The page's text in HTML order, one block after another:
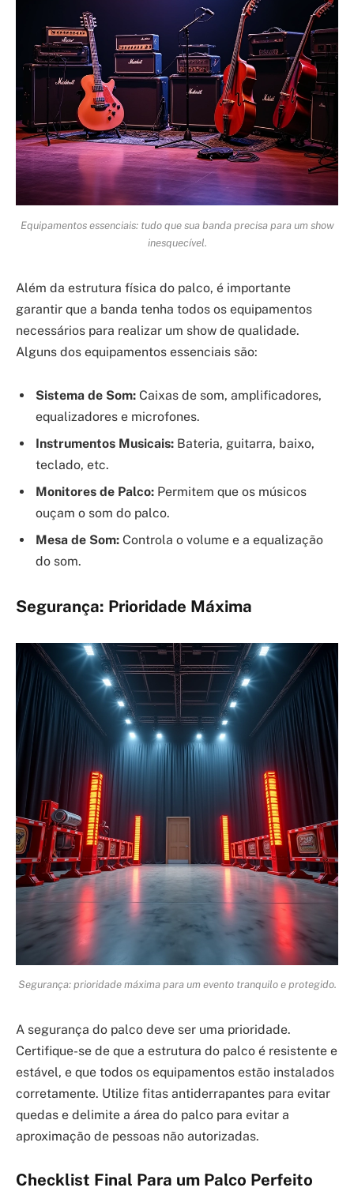
Equipamentos essenciais: tudo que sua banda precisa para um show
inesquecível.
Além da estrutura física do palco, é importante
garantir que a banda tenha todos os equipamentos
necessários para realizar um show de qualidade.
Alguns dos equipamentos essenciais são:
Sistema de Som: Caixas de som, amplificadores,
equalizadores e microfones.
Instrumentos Musicais: Bateria, guitarra, baixo,
teclado, etc.
Monitores de Palco: Permitem que os músicos
ouçam o som do palco.
Mesa de Som: Controla o volume e a equalização
do som.
Segurança: Prioridade Máxima
Segurança: prioridade máxima para um evento tranquilo e protegido.
A segurança do palco deve ser uma prioridade.
Certifique-se de que a estrutura do palco é resistente e
estável, e que todos os equipamentos estão instalados
corretamente. Utilize fitas antiderrapantes para evitar
quedas e delimite a área do palco para evitar a
aproximação de pessoas não autorizadas.
Checklist Final Para um Palco Perfeito